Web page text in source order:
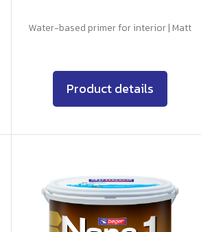
Water-based primer for interior | Matt
Product details